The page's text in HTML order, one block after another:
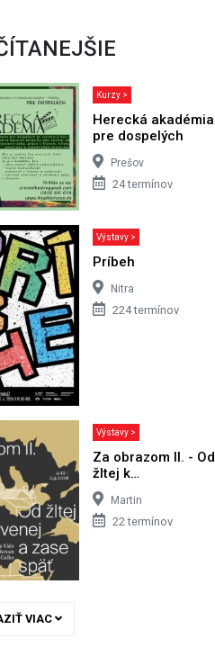
Kurzy >
Herecká akadémia
pre dospelých
Prešov
24 termínov
Výstavy >
Príbeh
Nitra
224 termínov
Výstavy >
Za obrazom II. - Od
žltej k…
Martin
22 termínov
VIAC